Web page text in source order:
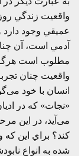
واقعيت زندگي
عميقي وجود دارد
آدمي است، آن
مطلوب است
واقعيت چنان
انسان با خود
«نجات» که در
می‌آيد، در اين
کند؟ براي اين
شده به انواع